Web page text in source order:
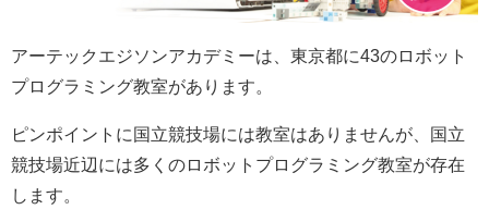
アーテック エジソンアカデミーは、東京都に43のロボット
プログラミング教室があります。
ピンポイントに国立競技場には教室はありませんが、国立
競技場近辺には多くのロボットプログラミング教室が存在
します。